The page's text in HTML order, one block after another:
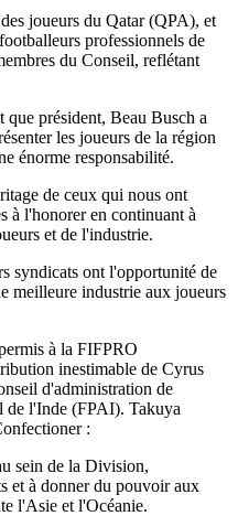
joueurs du Qatar (QPA), et
professionnels de
du Conseil, reflétant
que président, Beau Busch a
les joueurs de la région
énorme responsabilité.
de ceux qui nous ont
à l'honorer en continuant à
et de l'industrie.
syndicats ont l'opportunité de
meilleure industrie aux joueurs
à la FIFPRO
inestimable de Cyrus
d'administration de
de l'Inde (FPAI). Takuya
:
sein de la Division,
et à donner du pouvoir aux
l'Asie et l'Océanie.